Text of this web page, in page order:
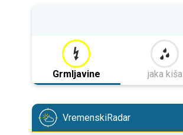
Grmljavine jaka kiša
VremenskiRadar